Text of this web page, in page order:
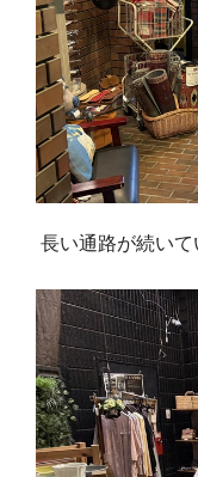
長い通路が続いて